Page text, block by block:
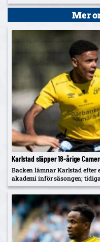
Mer
Karlstad släpper 18-årige
Backen lämnar Karlstad efter
akademi inför säsongen;